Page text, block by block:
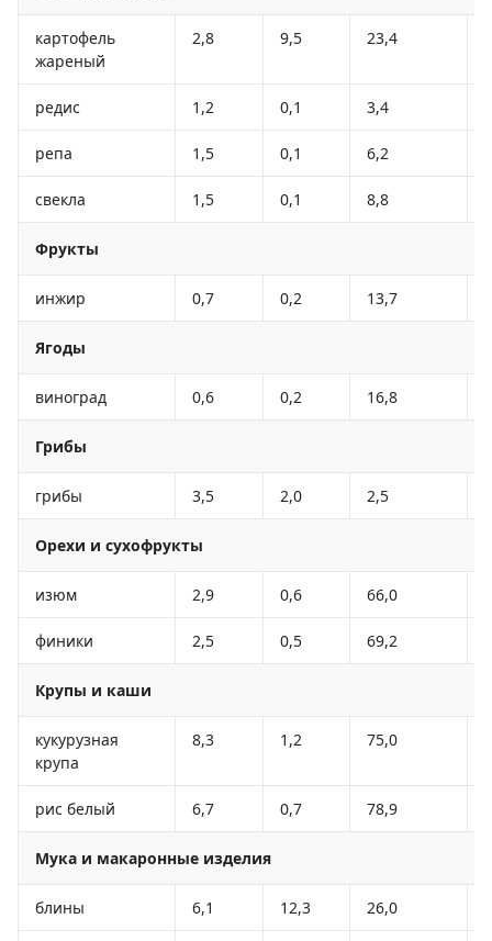
картофель
жареный
2,8 9,5 23,4
редис 1,2 0,1 3,4
репа 1,5 0,1 6,2
свекла 1,5 0,1 8,8
Фрукты
инжир 0,7 0,2 13,7
Ягоды
виноград 0,6 0,2 16,8
Грибы
грибы 3,5 2,0 2,5
Орехи и сухофрукты
изюм 2,9 0,6 66,0
финики 2,5 0,5 69,2
Крупы и каши
кукурузная
крупа
8,3 1,2 75,0
рис белый 6,7 0,7 78,9
Мука и макаронные изделия
блины 6,1 12,3 26,0